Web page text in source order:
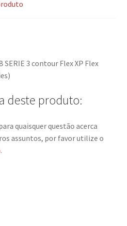
3 contour Flex XP Flex
deste produto:
quaisquer questão acerca
assuntos, por favor utilize o
.